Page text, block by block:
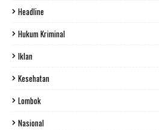
Headline
Hukum Kriminal
Iklan
Kesehatan
Lombok
Nasional